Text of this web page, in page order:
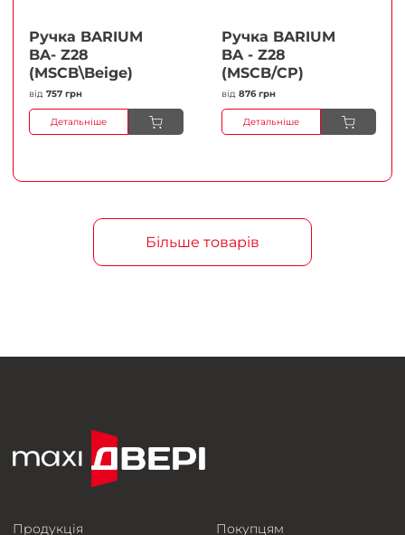
Ручка BARIUM
BA- Z28
(MSCB\Beige)
від 757 грн
Детальніше
Ручка BARIUM
BA - Z28
(MSCB/CP)
від 876 грн
Детальніше
Більше товарів
Продукція Покупцям